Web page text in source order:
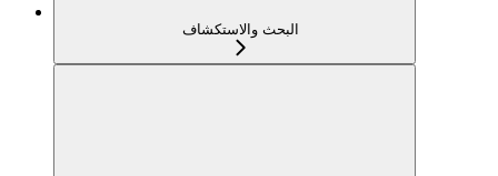
البحث والاستكشاف